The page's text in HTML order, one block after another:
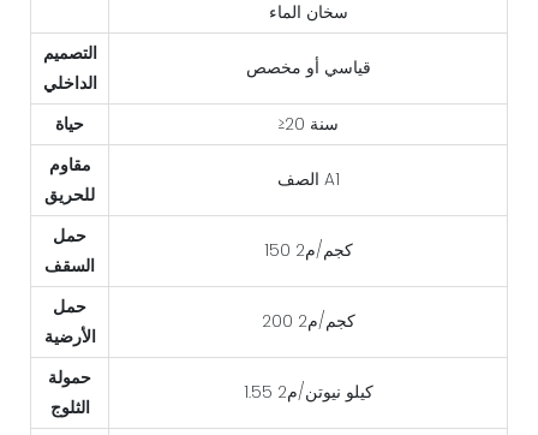
سخان الماء
التصميم
الداخلي
قياسي أو مخصص
حياة
≥20 سنة
مقاوم
للحريق
الصف A1
حمل
السقف
150 كجم/م2
حمل
الأرضية
200 كجم/م2
حمولة
الثلوج
1.55 كيلو نيوتن/م2